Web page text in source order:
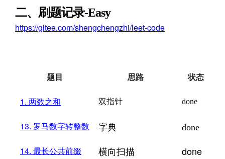
二、刷题记录-Easy
https://gitee.com/shengchengzhi/leet-code
题目 思路 状态
1. 两数之和 双指针 done
13. 罗马数字转整数 字典 done
14. 最长公共前缀 横向扫描 done